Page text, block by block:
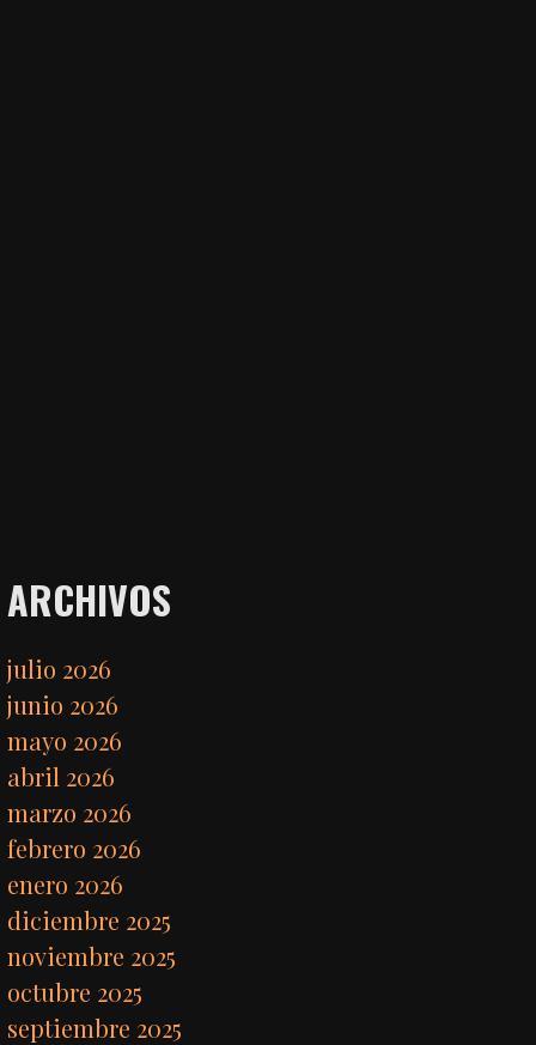
ARCHIVOS
julio 2026
junio 2026
mayo 2026
abril 2026
marzo 2026
febrero 2026
enero 2026
diciembre 2025
noviembre 2025
octubre 2025
septiembre 2025